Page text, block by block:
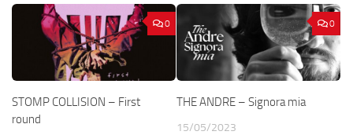
0
STOMP COLLISION – First
round
0
THE ANDRE – Signora mia
15/05/2023